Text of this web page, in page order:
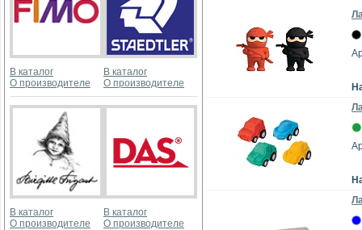
В каталог
О производителе
В каталог
О производителе
В каталог
О производителе
В каталог
О производителе